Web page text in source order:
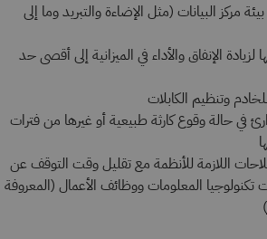
مركز البيانات (مثل الإضاءة والتبريد وما إلى
الإنفاق والأداء في الميزانية إلى أقصى حد
وتنظيم الكابلات
في حالة وقوع كارثة طبيعية أو غيرها من فترات
اللازمة للأنظمة مع تقليل وقت التوقف عن
تكنولوجيا المعلومات ووظائف الأعمال (المعروفة